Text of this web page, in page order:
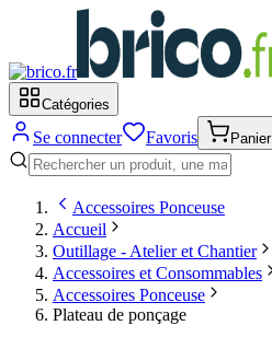
Catégories
Se connecter Favoris Panier
Accessoires Ponceuse
Accueil
Outillage - Atelier et Chantier
Accessoires et Consommables
Accessoires Ponceuse
Plateau de ponçage